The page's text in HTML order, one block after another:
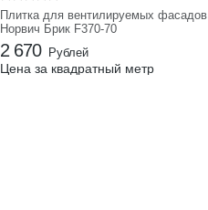
Плитка для вентилируемых фасадов
Норвич Брик F370-70
2 670 Рублей
Цена за квадратный метр